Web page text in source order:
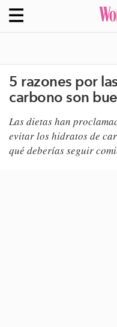
5 razones por
carbono son
Las dietas han
evitar los hidratos de
qué deberías seguir